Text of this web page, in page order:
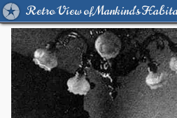
Retro View of Mankind's